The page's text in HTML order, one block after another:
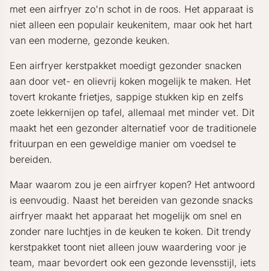
met een airfryer zo'n schot in de roos. Het apparaat is
niet alleen een populair keukenitem, maar ook het hart
van een moderne, gezonde keuken.
Een airfryer kerstpakket moedigt gezonder snacken
aan door vet- en olievrij koken mogelijk te maken. Het
tovert krokante frietjes, sappige stukken kip en zelfs
zoete lekkernijen op tafel, allemaal met minder vet. Dit
maakt het een gezonder alternatief voor de traditionele
frituurpan en een geweldige manier om voedsel te
bereiden.
Maar waarom zou je een airfryer kopen? Het antwoord
is eenvoudig. Naast het bereiden van gezonde snacks
airfryer maakt het apparaat het mogelijk om snel en
zonder nare luchtjes in de keuken te koken. Dit trendy
kerstpakket toont niet alleen jouw waardering voor je
team, maar bevordert ook een gezonde levensstijl, iets